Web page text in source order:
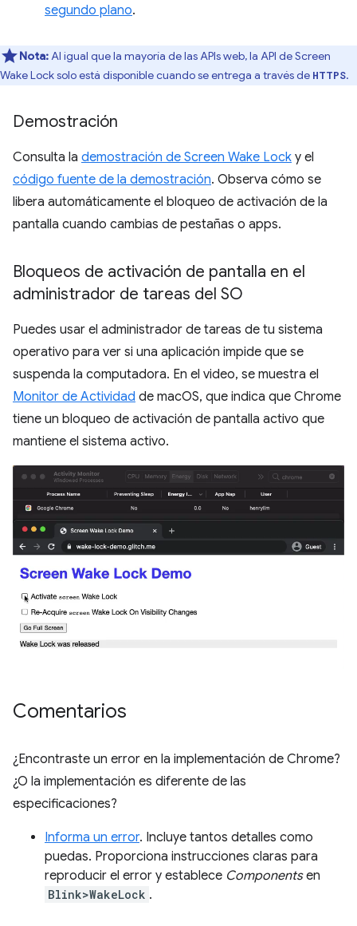
segundo plano.
Nota:Al igual que la mayoría de las APIs web, la API de Screen
Wake Lock solo está disponible cuando se entrega a través de HTTPS.
Demostración
Consulta la demostración de Screen Wake Lock y el
código fuente de la demostración. Observa cómo se
libera automáticamente el bloqueo de activación de la
pantalla cuando cambias de pestañas o apps.
Bloqueos de activación de pantalla en el
administrador de tareas del SO
Puedes usar el administrador de tareas de tu sistema
operativo para ver si una aplicación impide que se
suspenda la computadora. En el video, se muestra el
Monitor de Actividad de macOS, que indica que Chrome
tiene un bloqueo de activación de pantalla activo que
mantiene el sistema activo.
Comentarios
¿Encontraste un error en la implementación de Chrome?
¿O la implementación es diferente de las
especificaciones?
Informa un error. Incluye tantos detalles como
puedas. Proporciona instrucciones claras para
reproducir el error y establece Componentsen
Blink>WakeLock .